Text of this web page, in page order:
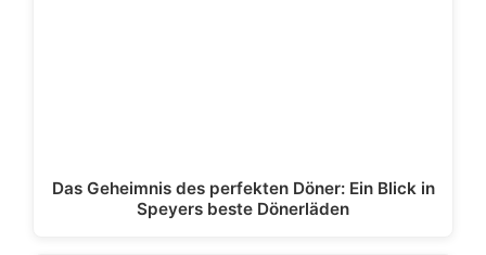
Das Geheimnis des perfekten Döner: Ein Blick in
Speyers beste Dönerläden